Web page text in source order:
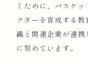
くために、バスケ
クターを育成する
織と関連企業が連
に努めています。